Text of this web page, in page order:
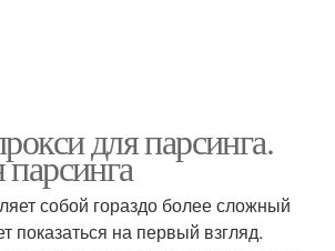
для парсинга.
собой гораздо более сложный
показаться на первый взгляд.